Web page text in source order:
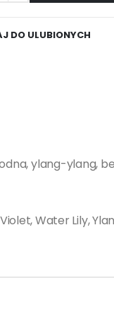
DO ULUBIONYCH
ylang-ylang,
Water Lily,